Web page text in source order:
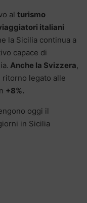
al turismo
italiani
la Sicilia continua a
capace di
Anche la Svizzera,
ritorno legato alle
+8%.
oggi il
in Sicilia